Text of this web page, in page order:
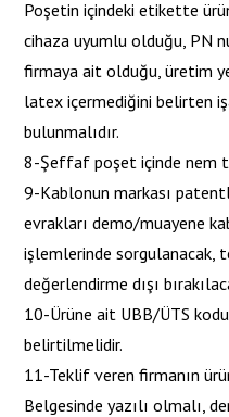
Poşetin içindeki etikette
cihaza uyumlu olduğu, PN
firmaya ait olduğu, üretim
latex içermediğini belirten
bulunmalıdır.
8-Şeffaf poşet içinde nem
9-Kablonun markası
evrakları demo/muayene
işlemlerinde
değerlendirme dışı
10-Ürüne ait UBB/ÜTS
belirtilmelidir.
11-Teklif veren firmanın
Belgesinde yazılı olmalı,